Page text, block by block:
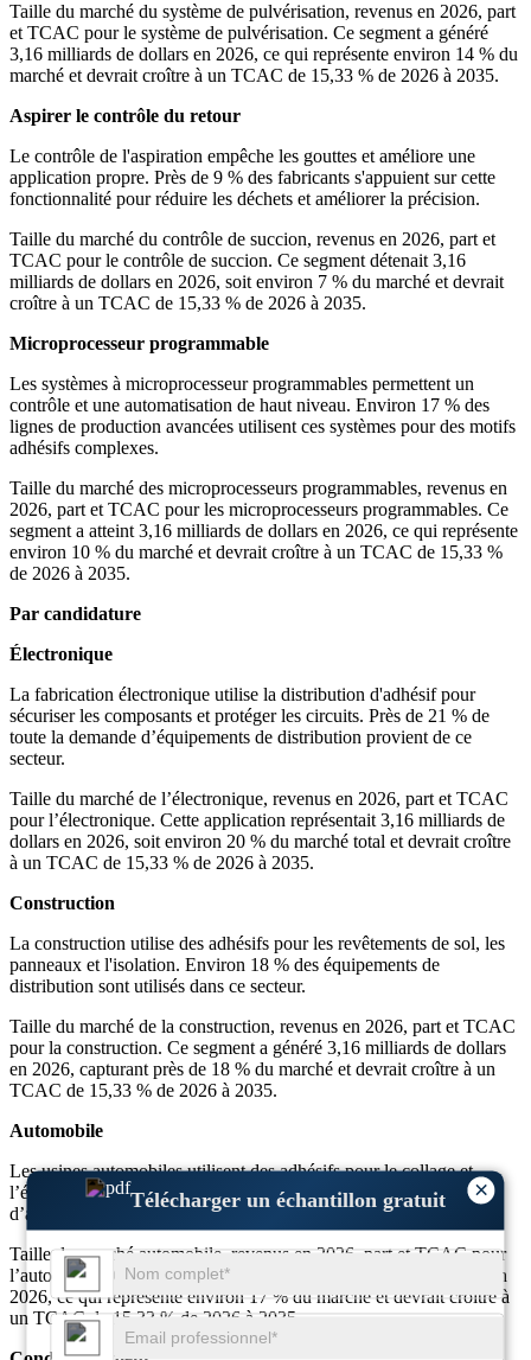
×
Télécharger un échantillon gratuit
Taille du marché du système de pulvérisation, revenus en 2026, part
et TCAC pour le système de pulvérisation. Ce segment a généré
3,16 milliards de dollars en 2026, ce qui représente environ 14 % du
marché et devrait croître à un TCAC de 15,33 % de 2026 à 2035.
Aspirer le contrôle du retour
Le contrôle de l'aspiration empêche les gouttes et améliore une
application propre. Près de 9 % des fabricants s'appuient sur cette
fonctionnalité pour réduire les déchets et améliorer la précision.
Taille du marché du contrôle de succion, revenus en 2026, part et
TCAC pour le contrôle de succion. Ce segment détenait 3,16
milliards de dollars en 2026, soit environ 7 % du marché et devrait
croître à un TCAC de 15,33 % de 2026 à 2035.
Microprocesseur programmable
Les systèmes à microprocesseur programmables permettent un
contrôle et une automatisation de haut niveau. Environ 17 % des
lignes de production avancées utilisent ces systèmes pour des motifs
adhésifs complexes.
Taille du marché des microprocesseurs programmables, revenus en
2026, part et TCAC pour les microprocesseurs programmables. Ce
segment a atteint 3,16 milliards de dollars en 2026, ce qui représente
environ 10 % du marché et devrait croître à un TCAC de 15,33 %
de 2026 à 2035.
Par candidature
Électronique
La fabrication électronique utilise la distribution d'adhésif pour
sécuriser les composants et protéger les circuits. Près de 21 % de
toute la demande d’équipements de distribution provient de ce
secteur.
Taille du marché de l’électronique, revenus en 2026, part et TCAC
pour l’électronique. Cette application représentait 3,16 milliards de
dollars en 2026, soit environ 20 % du marché total et devrait croître
à un TCAC de 15,33 % de 2026 à 2035.
Construction
La construction utilise des adhésifs pour les revêtements de sol, les
panneaux et l'isolation. Environ 18 % des équipements de
distribution sont utilisés dans ce secteur.
Taille du marché de la construction, revenus en 2026, part et TCAC
pour la construction. Ce segment a généré 3,16 milliards de dollars
en 2026, capturant près de 18 % du marché et devrait croître à un
TCAC de 15,33 % de 2026 à 2035.
Automobile
Les usines automobiles utilisent des adhésifs pour le collage et
l’étanchéité. Environ 17 % des équipements de distribution
d’adhésifs sont utilisés dans l’assemblage de véhicules.
Taille du marché automobile, revenus en 2026, part et TCAC pour
l’automobile. Cette application détenait 3,16 milliards de dollars en
2026, ce qui représente environ 17 % du marché et devrait croître à
un TCAC de 15,33 % de 2026 à 2035.